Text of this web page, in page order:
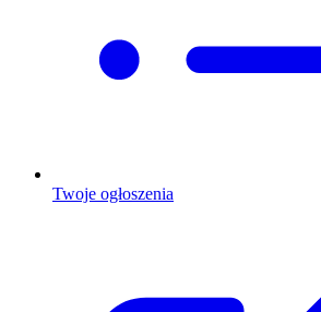
Twoje ogłoszenia